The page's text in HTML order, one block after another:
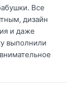
Все
дизайн
и даже
выполнили